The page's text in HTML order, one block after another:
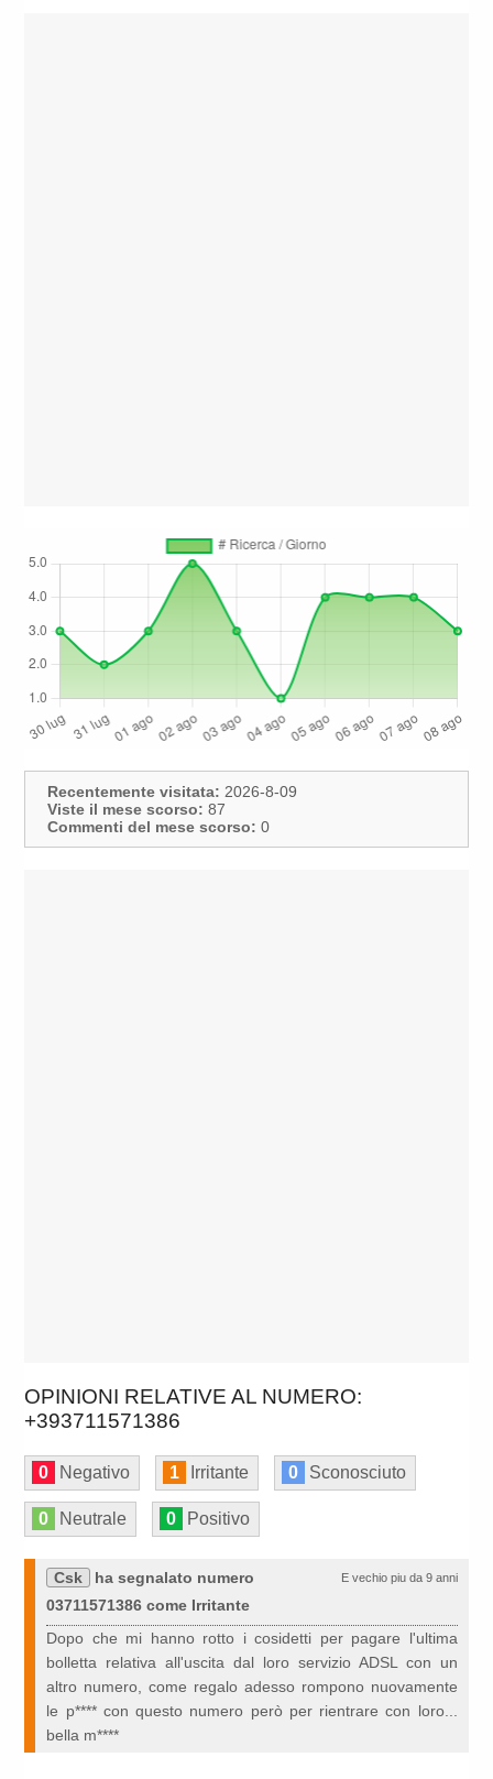
Recentemente visitata: 2026-8-09
Viste il mese scorso: 87
Commenti del mese scorso: 0
OPINIONI RELATIVE AL NUMERO:
+393711571386
0 Negativo 1 Irritante 0 Sconosciuto
0 Neutrale 0 Positivo
E vechio piu da 9 anni
Csk
ha segnalato numero
03711571386 come Irritante
Dopo che mi hanno rotto i cosidetti per pagare l'ultima
bolletta relativa all'uscita dal loro servizio ADSL con un
altro numero, come regalo adesso rompono nuovamente
le p**** con questo numero però per rientrare con loro...
bella m****